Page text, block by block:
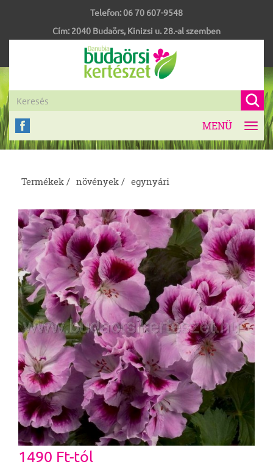
Telefon:06 70 607-9548
Cím: 2040 Budaörs, Kinizsi u. 28.-al szemben
MENÜ
Termékek / növények / egynyári
1490 Ft-tól